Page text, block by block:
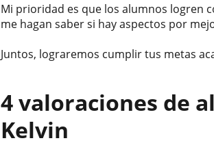
Mi prioridad es que los alumnos logren
me hagan saber si hay aspectos por
Juntos, lograremos cumplir tus metas
4 valoraciones de
Kelvin